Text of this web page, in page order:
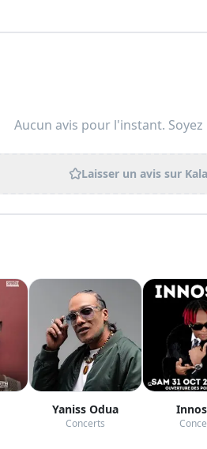
Aucun avis pour l'instant.
Laisser un avis sur
Yaniss Odua
Concerts